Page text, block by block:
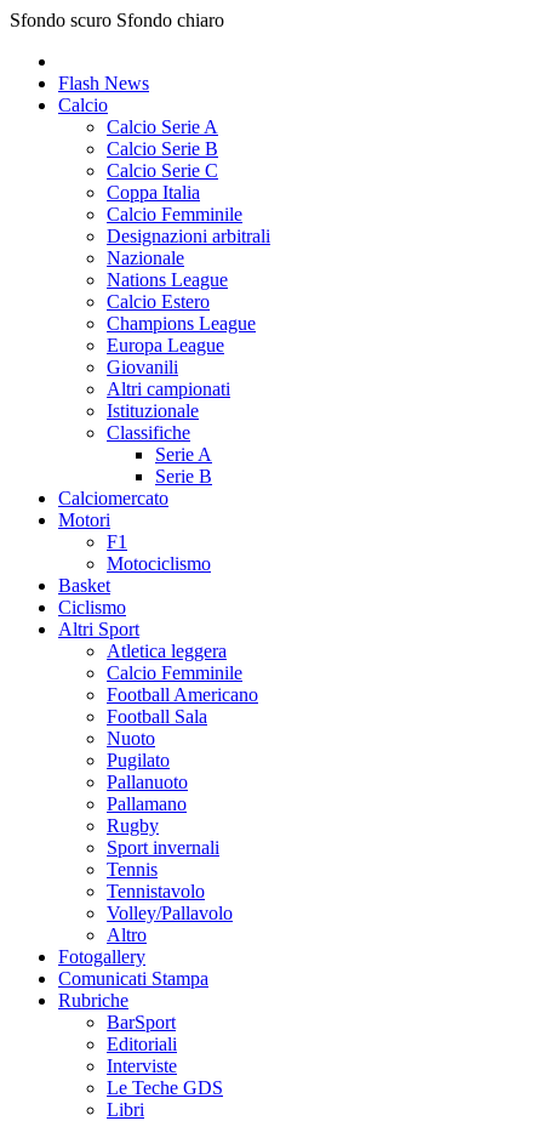
Sfondo scuro Sfondo chiaro
Flash News
Calcio
Calcio Serie A
Calcio Serie B
Calcio Serie C
Coppa Italia
Calcio Femminile
Designazioni arbitrali
Nazionale
Nations League
Calcio Estero
Champions League
Europa League
Giovanili
Altri campionati
Istituzionale
Classifiche
Serie A
Serie B
Calciomercato
Motori
F1
Motociclismo
Basket
Ciclismo
Altri Sport
Atletica leggera
Calcio Femminile
Football Americano
Football Sala
Nuoto
Pugilato
Pallanuoto
Pallamano
Rugby
Sport invernali
Tennis
Tennistavolo
Volley/Pallavolo
Altro
Fotogallery
Comunicati Stampa
Rubriche
BarSport
Editoriali
Interviste
Le Teche GDS
Libri